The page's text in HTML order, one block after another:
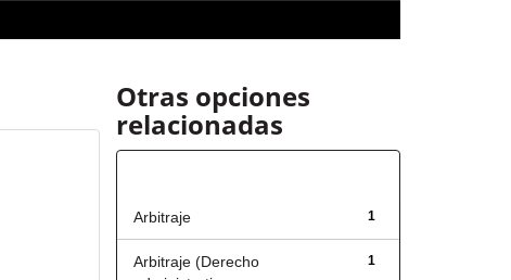
Otras opciones
relacionadas
1
Arbitraje
1
Arbitraje (Derecho